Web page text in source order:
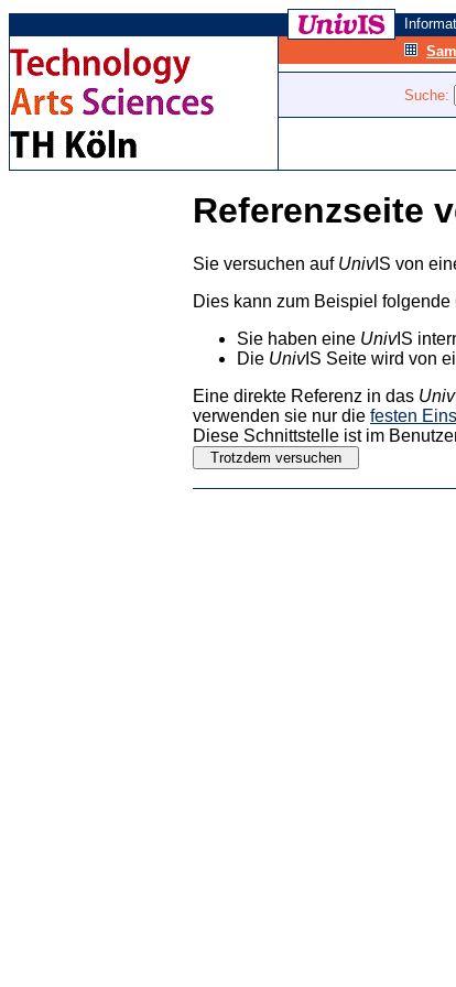
Suche:
Referenzseite
Sie versuchen auf UnivIS von
Dies kann zum Beispiel folgende
Sie haben eine UnivIS
Die UnivIS Seite wird von
Eine direkte Referenz in das Univ
verwenden sie nur die festen
Diese Schnittstelle ist im